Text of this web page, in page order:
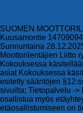
SUOMEN
Kuusamontie
Sunnuntaina
Moottorilentäjien Liitto
Kokouksessa
asiat Kokouksessa
esitetty sääntöjen
sivuilta; Tietopalvelu ->
osallistua myös
etäosallistumiseen on